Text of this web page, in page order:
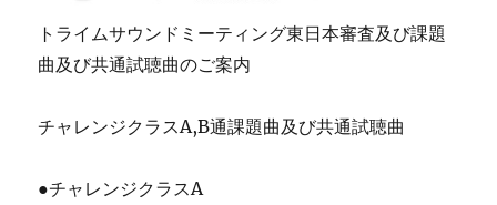
トライムサウンドミーティング東日本審査及び課題
曲及び共通試聴曲のご案内
チャレンジクラスA,B通課題曲及び共通試聴曲
●チャレンジクラスA